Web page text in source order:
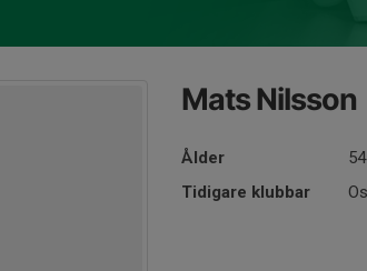
Mats Nilsson
Ålder
Tidigare klubbar